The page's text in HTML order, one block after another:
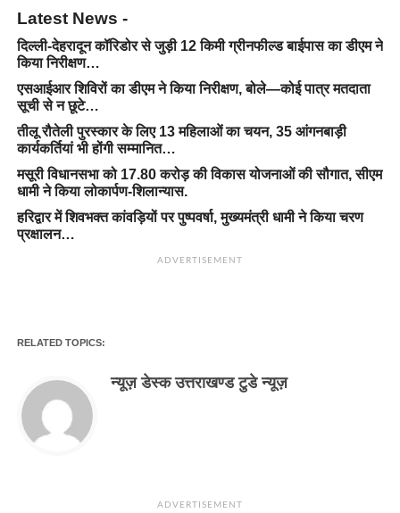
Latest News -
दिल्ली-देहरादून कॉरिडोर से जुड़ी 12 किमी ग्रीनफील्ड बाईपास का डीएम ने
किया निरीक्षण…
एसआईआर शिविरों का डीएम ने किया निरीक्षण, बोले—कोई पात्र मतदाता
सूची से न छूटे…
तीलू रौतेली पुरस्कार के लिए 13 महिलाओं का चयन, 35 आंगनबाड़ी
कार्यकर्तियां भी होंगी सम्मानित…
मसूरी विधानसभा को 17.80 करोड़ की विकास योजनाओं की सौगात, सीएम
धामी ने किया लोकार्पण-शिलान्यास.
हरिद्वार में शिवभक्त कांवड़ियों पर पुष्पवर्षा, मुख्यमंत्री धामी ने किया चरण
प्रक्षालन…
ADVERTISEMENT
RELATED TOPICS:
न्यूज़ डेस्क उत्तराखण्ड टुडे न्यूज़
ADVERTISEMENT